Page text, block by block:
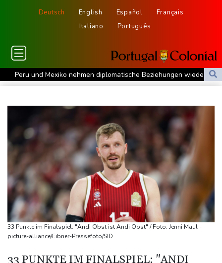
Deutsch English Español
Français
Italiano
Português
Peru und Mexiko nehmen diplomatische Beziehungen wieder auf
"Steile Lernkurve": Kretschmann lobt Amtsführung von Merz
Saudi-Arabien, Türkei und Pakistan schließen inmitten von Iran-
Krieg Verteidigungsabkommen
Polizei entdeckt Cannabisplantage mit mehr als 900 Pflanzen in
Kerpen - Festnahme
Xiaomi Skynomad: N70 und N90 erhöhen den Druck auf Europas
SUV-Markt
Sicherheitskreise vermuten russische Kampagne hinter
Falschvideo zu Merz-Rücktritt
Papst Leo XIV. will bei Frankreich-Besuch Missbrauchsopfer
Nationaler Sicherheitsrat mit Merz tagt zu Drohnenvorfall in
33 Punkte im Finalspiel: "Andi Obst ist Andi Obst" / Foto: Jenni Maul -
picture-alliance/Eibner-Pressefoto/SID
33 PUNKTE IM FINALSPIEL: "ANDI